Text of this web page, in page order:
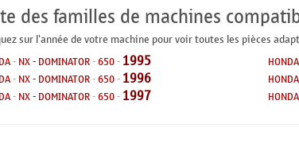
des familles de machines
sur l'année de votre machine pour voir toutes les pièces
-NX - DOMINATOR-650-1995
-NX - DOMINATOR-650-1996
-NX - DOMINATOR-650-1997
HONDA
HONDA
HONDA